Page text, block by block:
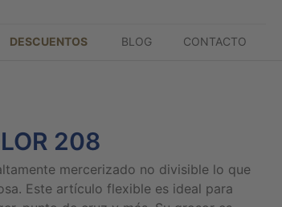
DESCUENTOS BLOG CONTACTO
208
mercerizado no divisible lo que
Este artículo flexible es ideal para